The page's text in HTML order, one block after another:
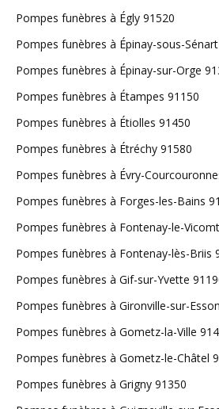
Pompes funèbres à Égly 91520
Pompes funèbres à Épinay-sous-
Pompes funèbres à Épinay-sur-Orge
Pompes funèbres à Étampes 91150
Pompes funèbres à Étiolles 91450
Pompes funèbres à Étréchy 91580
Pompes funèbres à Évry-
Pompes funèbres à Forges-les-Bains
Pompes funèbres à Fontenay-le-
Pompes funèbres à Fontenay-lès-Briis
Pompes funèbres à Gif-sur-Yvette
Pompes funèbres à Gironville-sur-
Pompes funèbres à Gometz-la-Ville
Pompes funèbres à Gometz-le-Châtel
Pompes funèbres à Grigny 91350